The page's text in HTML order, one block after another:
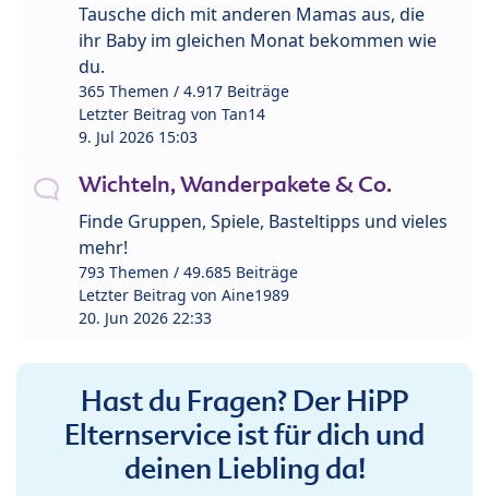
Tausche dich mit anderen Mamas aus, die
ihr Baby im gleichen Monat bekommen wie
du.
365 Themen / 4.917 Beiträge
Letzter Beitrag von Tan14
9. Jul 2026 15:03
Wichteln, Wanderpakete & Co.
Finde Gruppen, Spiele, Basteltipps und vieles
mehr!
793 Themen / 49.685 Beiträge
Letzter Beitrag von Aine1989
20. Jun 2026 22:33
Hast du Fragen? Der HiPP
Elternservice ist für dich und
deinen Liebling da!